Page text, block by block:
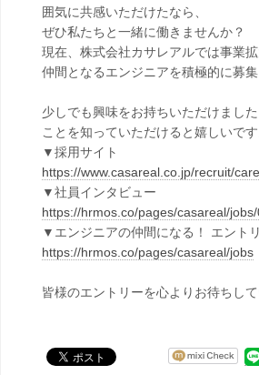
囲気に共感いただけたなら、
ぜひ私たちと一緒に働きませんか？
現在、株式会社カサレアルでは事業
仲間となるエンジニアを積極的に募集
少しでも興味をお持ちいただけまし
ことを知っていただけると嬉しいです
▼採用サイト
https://www.casareal.co.jp/recruit/
▼社員インタビュー
https://hrmos.co/pages/casareal/
▼エンジニアの仲間になる！ エント
https://hrmos.co/pages/casareal/jobs
皆様のエントリーを心よりお待ちして